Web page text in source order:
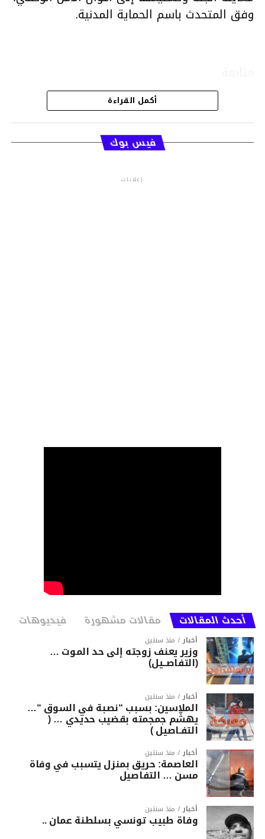
وفق المتحدث باسم الحماية المدنية.
قسم الاخبار
أكمل القراءة
فيس بوك
إعلانات
أحدث المقالات مقالات مشهورة فيديوهات
أخبار منذ سنتين
وزير يعنف زوجته إلى حد الموت …
(التفاصــيل)
أخبار منذ سنتين
الملاسين: بسبب “نصبة في السوق “…
يهشّم جمجمته بقضيب حديدي … (
التفـاصيل )
أخبار منذ سنتين
العاصمة: حريق بمنزل يتسبب في وفاة
مسن … التفاصيل
أخبار منذ سنتين
وفاة طبيب تونسي بسلطنة عمان ..